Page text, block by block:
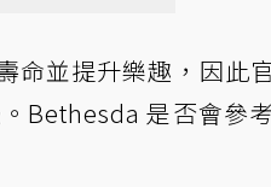
命並提升樂趣，因此
Bethesda 是否會參